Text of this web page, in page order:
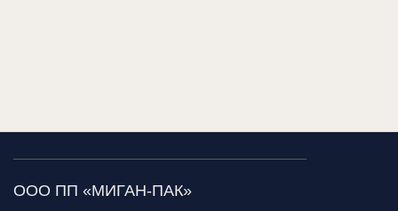
ООО ПП «МИГАН-ПАК»